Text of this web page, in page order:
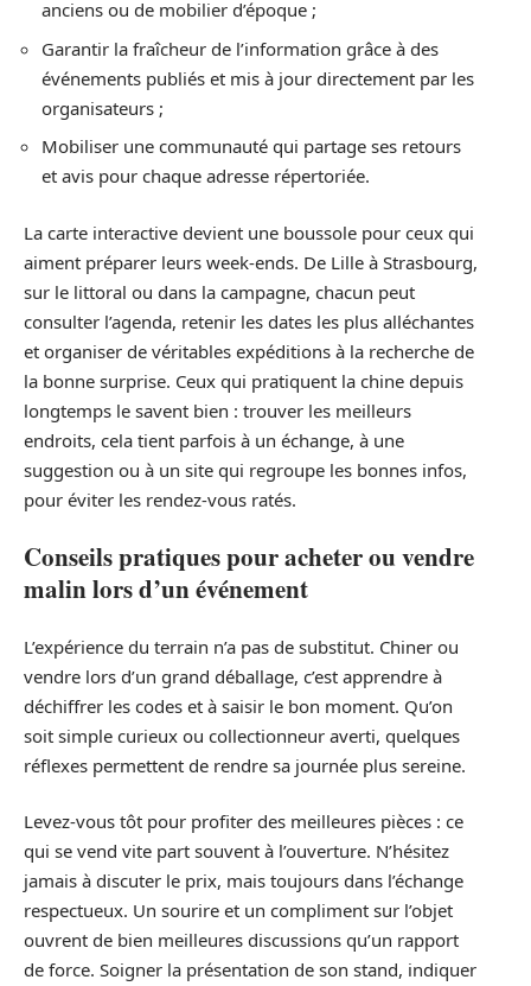
anciens ou de mobilier d’époque ;
Garantir la fraîcheur de l’information grâce à des
événements publiés et mis à jour directement par les
organisateurs ;
Mobiliser une communauté qui partage ses retours
et avis pour chaque adresse répertoriée.
La carte interactive devient une boussole pour ceux qui
aiment préparer leurs week-ends. De Lille à Strasbourg,
sur le littoral ou dans la campagne, chacun peut
consulter l’agenda, retenir les dates les plus alléchantes
et organiser de véritables expéditions à la recherche de
la bonne surprise. Ceux qui pratiquent la chine depuis
longtemps le savent bien : trouver les meilleurs
endroits, cela tient parfois à un échange, à une
suggestion ou à un site qui regroupe les bonnes infos,
pour éviter les rendez-vous ratés.
Conseils pratiques pour acheter ou vendre
malin lors d’un événement
L’expérience du terrain n’a pas de substitut. Chiner ou
vendre lors d’un grand déballage, c’est apprendre à
déchiffrer les codes et à saisir le bon moment. Qu’on
soit simple curieux ou collectionneur averti, quelques
réflexes permettent de rendre sa journée plus sereine.
Levez-vous tôt pour profiter des meilleures pièces : ce
qui se vend vite part souvent à l’ouverture. N’hésitez
jamais à discuter le prix, mais toujours dans l’échange
respectueux. Un sourire et un compliment sur l’objet
ouvrent de bien meilleures discussions qu’un rapport
de force. Soigner la présentation de son stand, indiquer